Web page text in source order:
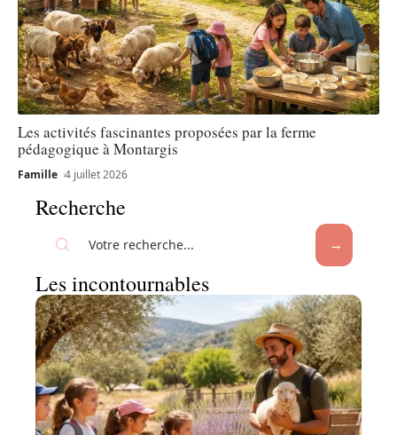
Les activités fascinantes proposées par la ferme
pédagogique à Montargis
Famille 4 juillet 2026
Recherche
Les incontournables